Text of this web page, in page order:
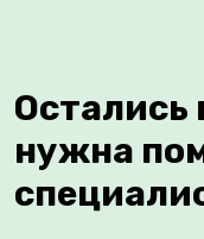
Остались
нужна